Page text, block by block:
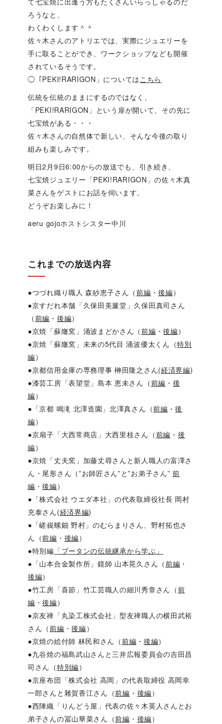
ろうなと、
わくわくします＾＾
佐々木さんのアトリエでは、実際にジュエリーを
手に取ることができ、ワークショップなども開催
されているそうです。
◯「PEKI!RARIGON」については こちら
伝統を伝統のままにするのではなく、
「PEKI!RARIGON」という扉が開いて、その先に
七宝焼がある・・・
佐々木さんの自然体で新しい、そんな今後の取り
組みも楽しみです。
明日2月9日6:00からの放送でも、引き続き、
七宝焼ジュエリー「PEKI!RARIGON」の佐々木真
菜さんをゲストにお話を伺います。
どうぞお楽しみに！
aeru gojoホストシスター中川
これまでの放送内容
●つづれ織り職人 森紗恵子さん（前編 ・後編）
●京すだれ本舗「久保田美簾堂」久保田真司さん
（前編 ・ 後編）
●京焼「蘇嶐窯」涌波まどかさん（前編 ・後編）
●京焼「蘇嶐窯」未来の5代目 涌波優太くん（特別
編）
●京都信用金庫の専務理事 榊田隆之さん(経済界編)
●漆芸工房「表望堂」島本 恵未さん（前編 ・ 後
編）
●「京都 鳴滝 北澤造園」北澤真さん（前編 ・後
編）
●京扇子「大西常商店」大西里枝さん（前編 ・ 後
編）
●京焼「丈夫窯」加藤丈尋さんと新人職人の富澤さ
ん・尾形さん（”お師匠さん”と”お弟子さん”前
編 ・後編）
●「株式会社 ウエダ本社」の代表取締役社長 岡村
充泰さん(経済界編)
●「嵯峩螺鈿 野村」のむらまりさん、野村拓也さ
ん（前編 ・ 後編）
●特別編 「ブータンの伝統継承から学ぶ」
●「山本合金製作所」鏡師 山本晃久さん（前編 ・
後編）
●竹工房「喜節」竹工芸職人の細川秀章さん（前
編 ・後編）
●京友禅「丸染工株式会社」型友禅職人の横田武裕
さん（前編 ・後編）
●京焼の絵付師 林民和さん（前編 ・ 後編）
●九谷焼の福島武山さんと三井広報委員会の吉田昌
司さん（特別編）
●京座布団「株式会社 高岡」の代表取締役 高岡幸
一郎さんと雜賀香江さん（前編 ・ 後編）
●西陣織「りんどう屋」代表の佐々木英人さんとお
弟子さんの冨山華菜さん（前編 ・ 後編）